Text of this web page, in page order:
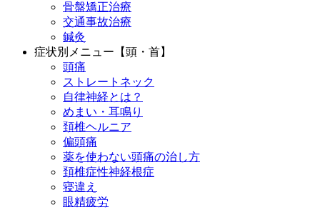
骨盤矯正治療
交通事故治療
鍼灸
症状別メニュー【頭・首】
頭痛
ストレートネック
自律神経とは？
めまい・耳鳴り
頚椎ヘルニア
偏頭痛
薬を使わない頭痛の治し方
頚椎症性神経根症
寝違え
眼精疲労